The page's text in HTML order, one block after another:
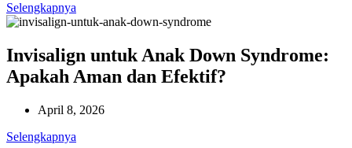
Selengkapnya
Invisalign untuk Anak Down Syndrome:
Apakah Aman dan Efektif?
April 8, 2026
Selengkapnya